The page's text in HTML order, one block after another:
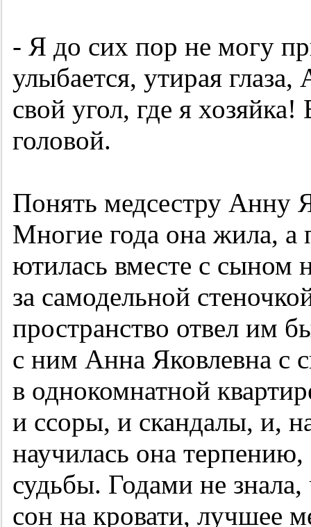
- Я до сих пор не могу
улыбается, утирая
свой угол, где я
головой.
Понять медсестру Анну
Многие года она жила, а
ютилась вместе с сыном
за самодельной
пространство отвел им
с ним Анна Яковлевна с
в однокомнатной
и ссоры, и скандалы, и,
научилась она терпению,
судьбы. Годами не
сон на кровати, лучшее